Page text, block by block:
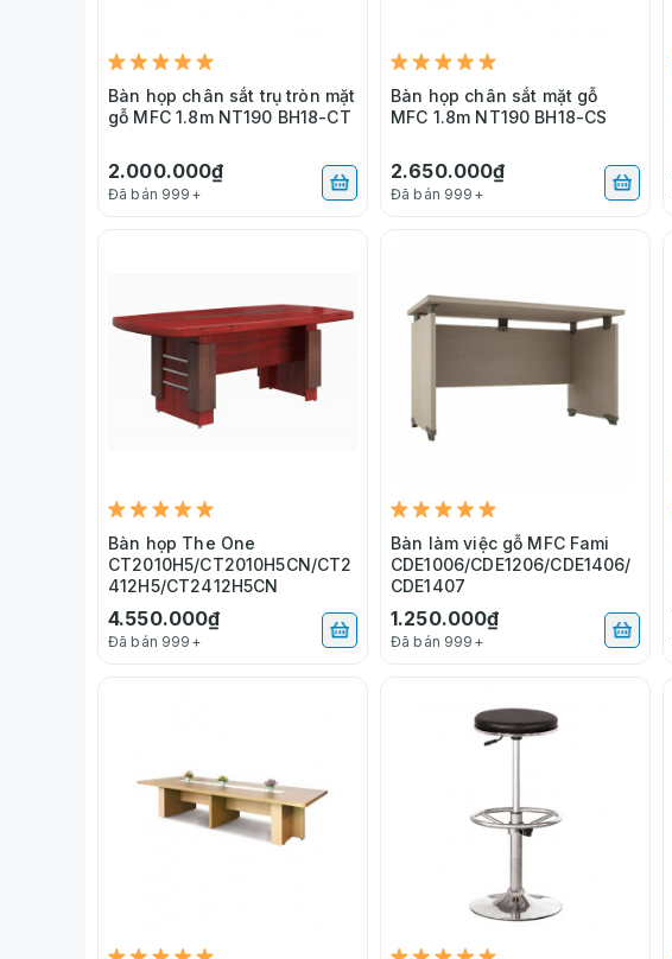
Bàn họp chân sắt trụ tròn mặt
gỗ MFC 1.8m NT190 BH18-CT
2.000.000₫
Đã bán 999+
Bàn họp chân sắt mặt gỗ
MFC 1.8m NT190 BH18-CS
2.650.000₫
Đã bán 999+
Bàn họp The One
CT2010H5/CT2010H5CN/CT2
412H5/CT2412H5CN
4.550.000₫
Đã bán 999+
Bàn làm việc gỗ MFC Fami
CDE1006/CDE1206/CDE1406/
CDE1407
1.250.000₫
Đã bán 999+